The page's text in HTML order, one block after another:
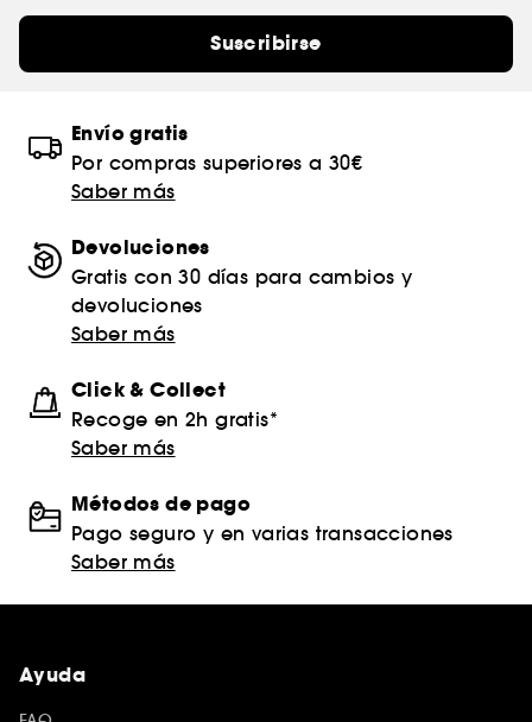
Suscribirse
Envío gratis
Por compras superiores a 30€
Saber más
Devoluciones
Gratis con 30 días para cambios y
devoluciones
Saber más
Click & Collect
Recoge en 2h gratis*
Saber más
Métodos de pago
Pago seguro y en varias transacciones
Saber más
Ayuda